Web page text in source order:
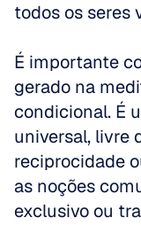
todos os seres
É importante
gerado na
condicional. É
universal, livre
reciprocidade
as noções
exclusivo ou